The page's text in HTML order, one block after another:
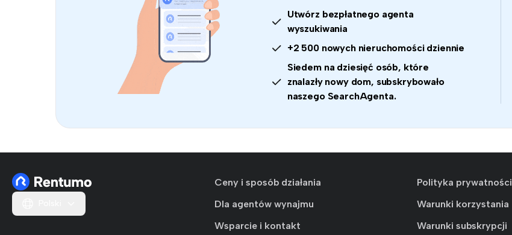
Utwórz bezpłatnego agenta
wyszukiwania
+2 500 nowych nieruchomości dziennie
Siedem na dziesięć osób, które
znalazły nowy dom, subskrybowało
naszego SearchAgenta.
Ceny i sposób działania
Dla agentów wynajmu
Wsparcie i kontakt
Polityka prywatności
Warunki korzystania
Warunki subskrypcji